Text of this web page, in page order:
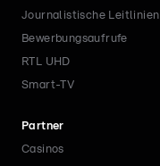
Journalistische Leitlinien
Bewerbungsaufrufe
RTL UHD
Smart-TV
Partner
Casinos